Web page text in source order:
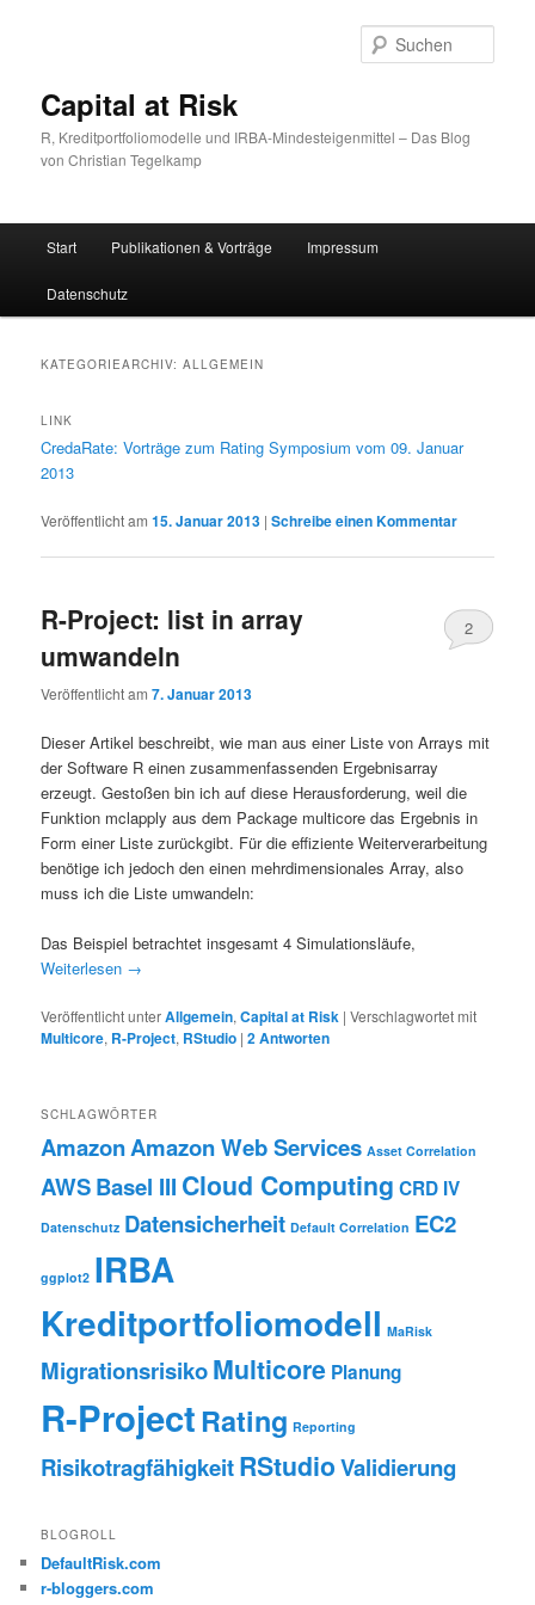
Capital at Risk
R, Kreditportfoliomodelle und IRBA-Mindesteigenmittel – Das Blog
von Christian Tegelkamp
Start Publikationen & Vorträge Impressum
Datenschutz
KATEGORIEARCHIV:ALLGEMEIN
LINK
CredaRate: Vorträge zum Rating Symposium vom 09. Januar
2013
Veröffentlicht am15. Januar 2013 |Schreibe einen Kommentar
R-Project: list in array
umwandeln
Veröffentlicht am7. Januar 2013
2
Dieser Artikel beschreibt, wie man aus einer Liste von Arrays mit
der Software R einen zusammenfassenden Ergebnisarray
erzeugt. Gestoßen bin ich auf diese Herausforderung, weil die
Funktion mclapply aus dem Package multicore das Ergebnis in
Form einer Liste zurückgibt. Für die effiziente Weiterverarbeitung
benötige ich jedoch den einen mehrdimensionales Array, also
muss ich die Liste umwandeln:
Das Beispiel betrachtet insgesamt 4 Simulationsläufe,
Weiterlesen →
Veröffentlicht unterAllgemein,Capital at Risk |Verschlagwortet mit
Multicore, R-Project, RStudio |2Antworten
SCHLAGWÖRTER
AmazonAmazon Web Services Asset Correlation
AWSBasel III Cloud Computing CRD IV
Datenschutz Datensicherheit Default Correlation EC2
ggplot2 IRBA
Kreditportfoliomodell MaRisk
MigrationsrisikoMulticore Planung
R-ProjectRating Reporting
RisikotragfähigkeitRStudioValidierung
BLOGROLL
DefaultRisk.com
r-bloggers.com